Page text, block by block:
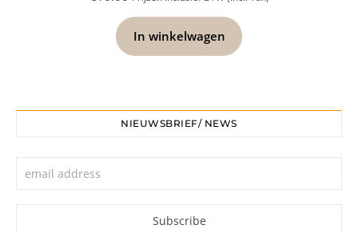
In winkelwagen
NIEUWSBRIEF/ NEWS